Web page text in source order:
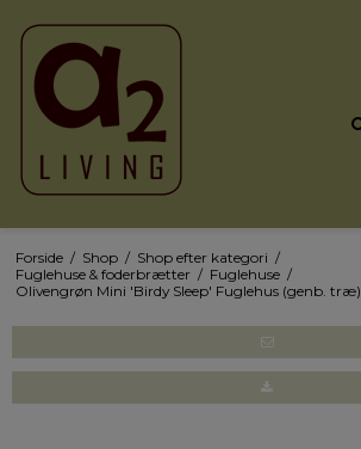
Forside / Shop / Shop efter kategori /
Fuglehuse & foderbrætter / Fuglehuse /
Olivengrøn Mini 'Birdy Sleep' Fuglehus (genb. træ)